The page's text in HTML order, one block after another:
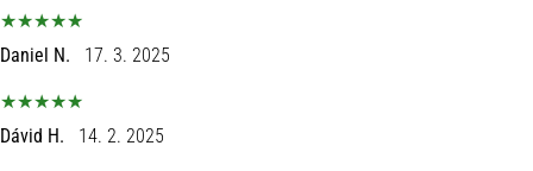
Daniel N. 17. 3. 2025
Dávid H. 14. 2. 2025